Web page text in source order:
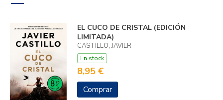
EL CUCO DE CRISTAL (EDICIÓN
LIMITADA)
CASTILLO, JAVIER
En stock
8,95 €
Comprar